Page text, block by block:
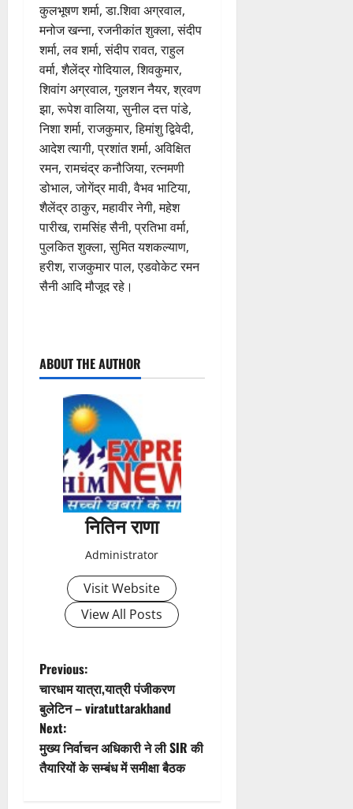
कुलभूषण शर्मा, डा.शिवा अग्रवाल,
मनोज खन्ना, रजनीकांत शुक्ला, संदीप
शर्मा, लव शर्मा, संदीप रावत, राहुल
वर्मा, शैलेंद्र गोदियाल, शिवकुमार,
शिवांग अग्रवाल, गुलशन नैयर, श्रवण
झा, रूपेश वालिया, सुनील दत्त पांडे,
निशा शर्मा, राजकुमार, हिमांशु द्विवेदी,
आदेश त्यागी, प्रशांत शर्मा, अविक्षित
रमन, रामचंद्र कनौजिया, रत्नमणी
डोभाल, जोगेंद्र मावी, वैभव भाटिया,
शैलेंद्र ठाकुर, महावीर नेगी, महेश
पारीख, रामसिंह सैनी, प्रतिभा वर्मा,
पुलकित शुक्ला, सुमित यशकल्याण,
हरीश, राजकुमार पाल, एडवोकेट रमन
सैनी आदि मौजूद रहे।
o
t
i
o
n
ABOUT THE AUTHOR
नितिन राणा
Administrator
Visit Website
View All Posts
P
o
s
t
Previous:
चारधाम यात्रा,यात्री पंजीकरण
बुलेटिन – viratuttarakhand
Next:
मुख्य निर्वाचन अधिकारी ने ली SIR की
तैयारियों के सम्बंध में समीक्षा बैठक